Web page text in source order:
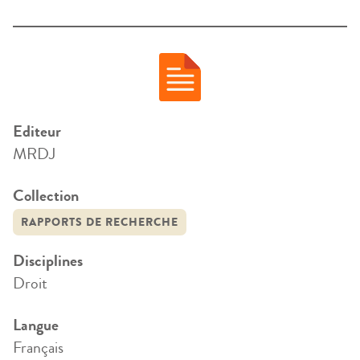
Editeur
MRDJ
Collection
RAPPORTS DE RECHERCHE
Disciplines
Droit
Langue
Français